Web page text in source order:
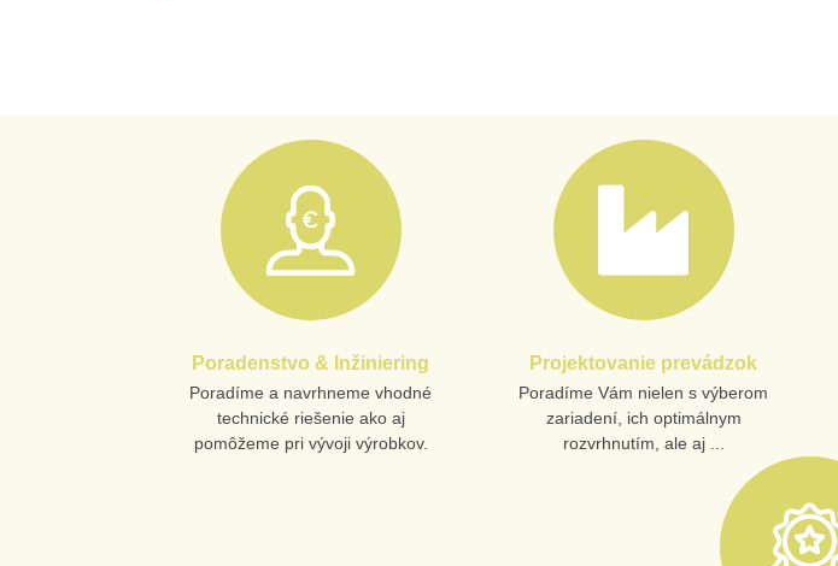
Poradenstvo & Inžiniering
Poradíme a navrhneme vhodné
technické riešenie ako aj
pomôžeme pri vývoji výrobkov.
Projektovanie prevádzok
Poradíme Vám nielen s výberom
zariadení, ich optimálnym
rozvrhnutím, ale aj ...